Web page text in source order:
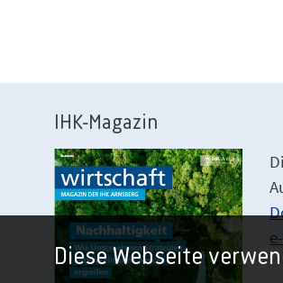
IHK-Magazin
Diese Webseite